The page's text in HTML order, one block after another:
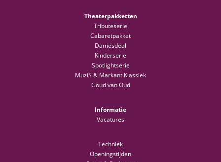
Theaterpakketten
Tributeserie
Cabaretpakket
Damesdeal
Kinderserie
Spotlightserie
MuziS & Markant Klassiek
Goud van Oud
Informatie
Vacatures
Techniek
Openingstijden